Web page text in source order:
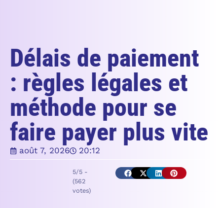
Délais de paiement
: règles légales et
méthode pour se
faire payer plus vite
août 7, 2026 20:12
5/5 -
(562
votes)